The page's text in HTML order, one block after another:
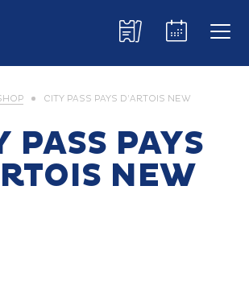
CITY PASS PAYS D’ARTOIS NEW
PASS PAYS
NEW